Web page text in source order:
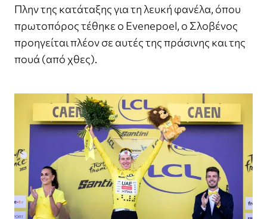
Πλην της κατάταξης για τη λευκή φανέλα, όπου
πρωτοπόρος τέθηκε ο Evenepoel, ο Σλοβένος
προηγείται πλέον σε αυτές της πράσινης και της
πουά (από χθες).